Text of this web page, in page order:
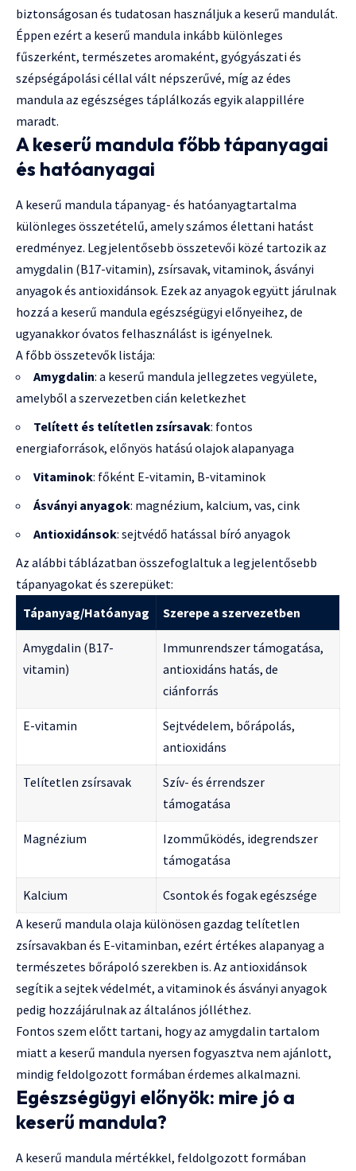
biztonságosan és tudatosan használjuk a keserű mandulát.
Éppen ezért a keserű mandula inkább különleges
fűszerként, természetes aromaként, gyógyászati és
szépségápolási céllal vált népszerűvé, míg az édes
mandula az egészséges táplálkozás egyik alappillére
maradt.
A keserű mandula főbb tápanyagai
és hatóanyagai
A keserű mandula tápanyag- és hatóanyagtartalma
különleges összetételű, amely számos élettani hatást
eredményez. Legjelentősebb összetevői közé tartozik az
amygdalin (B17-vitamin), zsírsavak, vitaminok, ásványi
anyagok és antioxidánsok. Ezek az anyagok együtt járulnak
hozzá a keserű mandula egészségügyi előnyeihez, de
ugyanakkor óvatos felhasználást is igényelnek.
A főbb összetevők listája:
Amygdalin: a keserű mandula jellegzetes vegyülete,
amelyből a szervezetben cián keletkezhet
Telített és telítetlen zsírsavak: fontos
energiaforrások, előnyös hatású olajok alapanyaga
Vitaminok: főként E-vitamin, B-vitaminok
Ásványi anyagok: magnézium, kalcium, vas, cink
Antioxidánsok: sejtvédő hatással bíró anyagok
Az alábbi táblázatban összefoglaltuk a legjelentősebb
tápanyagokat és szerepüket:
Tápanyag/Hatóanyag
Szerepe a szervezetben
Amygdalin (B17-
vitamin)
Immunrendszer támogatása,
antioxidáns hatás, de
ciánforrás
E-vitamin
Sejtvédelem, bőrápolás,
antioxidáns
Telítetlen zsírsavak
Szív- és érrendszer
támogatása
Magnézium
Izomműködés, idegrendszer
támogatása
Kalcium
Csontok és fogak egészsége
A keserű mandula olaja különösen gazdag telítetlen
zsírsavakban és E-vitaminban, ezért értékes alapanyag a
természetes bőrápoló szerekben is. Az antioxidánsok
segítik a sejtek védelmét, a vitaminok és ásványi anyagok
pedig hozzájárulnak az általános jólléthez.
Fontos szem előtt tartani, hogy az amygdalin tartalom
miatt a keserű mandula nyersen fogyasztva nem ajánlott,
mindig feldolgozott formában érdemes alkalmazni.
Egészségügyi előnyök: mire jó a
keserű mandula?
A keserű mandula mértékkel, feldolgozott formában